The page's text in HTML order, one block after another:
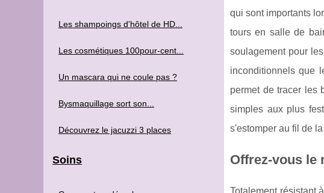
qui sont importants
tours en salle de
soulagement pour
inconditionnels que
permet de tracer les
simples aux plus
s'estomper au fil de
Offrez-vous le
Les shampoings d'hôtel de HD...
Les cosmétiques 100pour-cent...
Un mascara qui ne coule pas ?
Bysmaquillage sort son...
Découvrez le jacuzzi 3 places
Soins